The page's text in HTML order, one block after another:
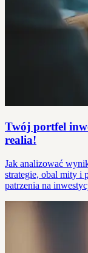
Twój portfel
realia!
Jak analizować
strategie, obal mity i
patrzenia na